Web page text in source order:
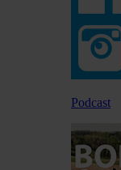
Podcast